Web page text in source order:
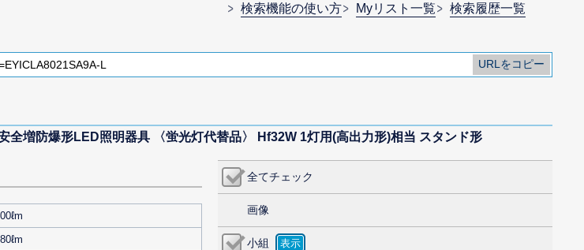
検索機能の使い方 Myリスト一覧 検索履歴一覧
全増防爆形LED照明器具 〈蛍光灯代替品〉 Hf32W 1灯用(高出力形)相当 スタンド形
全てチェック
画像
小組